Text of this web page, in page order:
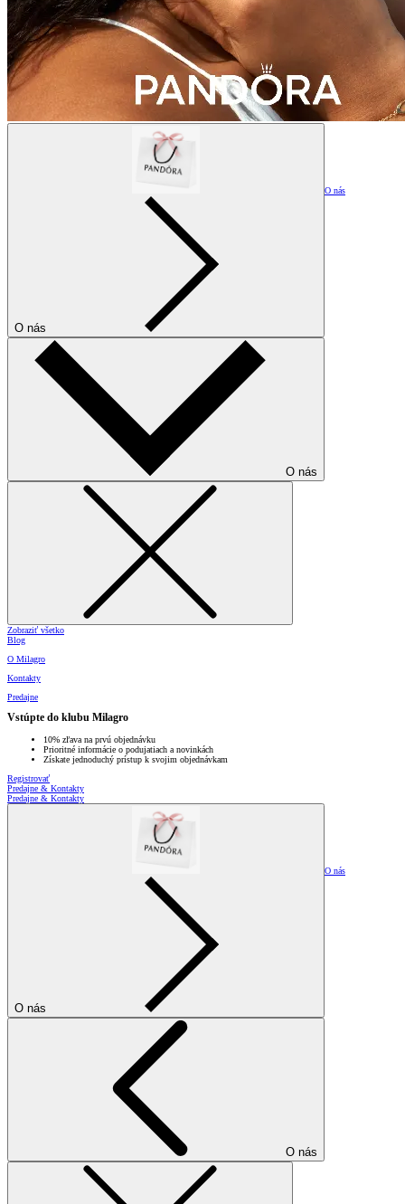
O nás
O nás
O nás
Zobraziť všetko
Blog
O Milagro
Kontakty
Predajne
Vstúpte do klubu Milagro
10% zľava na prvú objednávku
Prioritné informácie o podujatiach a novinkách
Získate jednoduchý prístup k svojim objednávkam
Registrovať
Predajne & Kontakty
Predajne & Kontakty
O nás
O nás
O nás